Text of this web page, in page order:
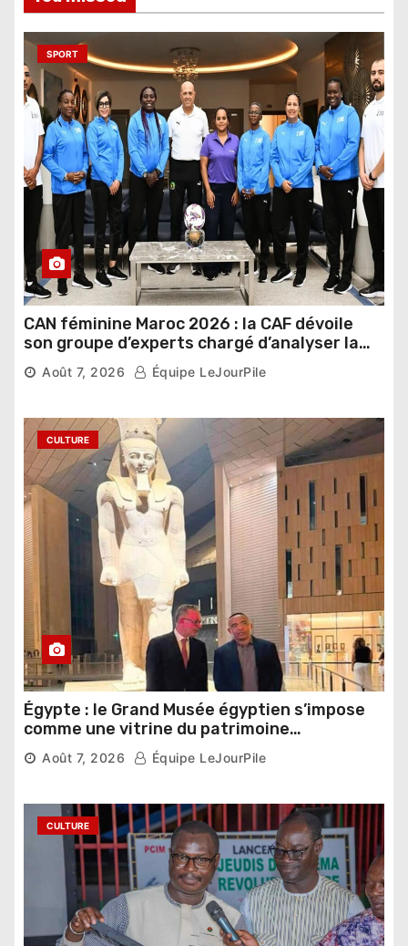
SPORT
CAN féminine Maroc 2026 : la CAF dévoile
son groupe d’experts chargé d’analyser la
compétition
Août 7, 2026 Équipe LeJourPile
CULTURE
Égypte : le Grand Musée égyptien s’impose
comme une vitrine du patrimoine
pharaonique auprès des dirigeants
étrangers
Août 7, 2026 Équipe LeJourPile
CULTURE